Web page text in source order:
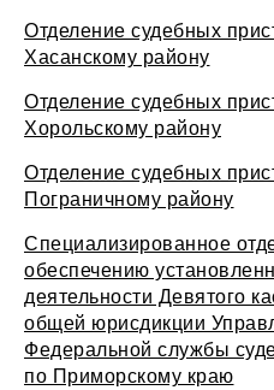
Отделение судебных
Хасанскому району
Отделение судебных
Хорольскому району
Отделение судебных
Пограничному району
Специализированное
обеспечению
деятельности Девятого
общей юрисдикции
Федеральной службы
по Приморскому краю